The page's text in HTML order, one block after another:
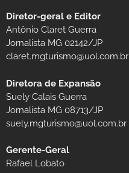
Diretor-geral e Editor
Antônio Claret Guerra
Jornalista MG 02142/JP
claret.mgturismo@uol.com.br
Diretora de Expansão
Suely Calais Guerra
Jornalista MG 08713/JP
suely.mgturismo@uol.com.br
Gerente-Geral
Rafael Lobato